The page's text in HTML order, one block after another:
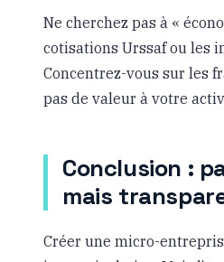
Ne cherchez pas à «
cotisations Urssaf ou les
Concentrez-vous sur les
pas de valeur à votre
Conclusion :
mais
Créer une micro-